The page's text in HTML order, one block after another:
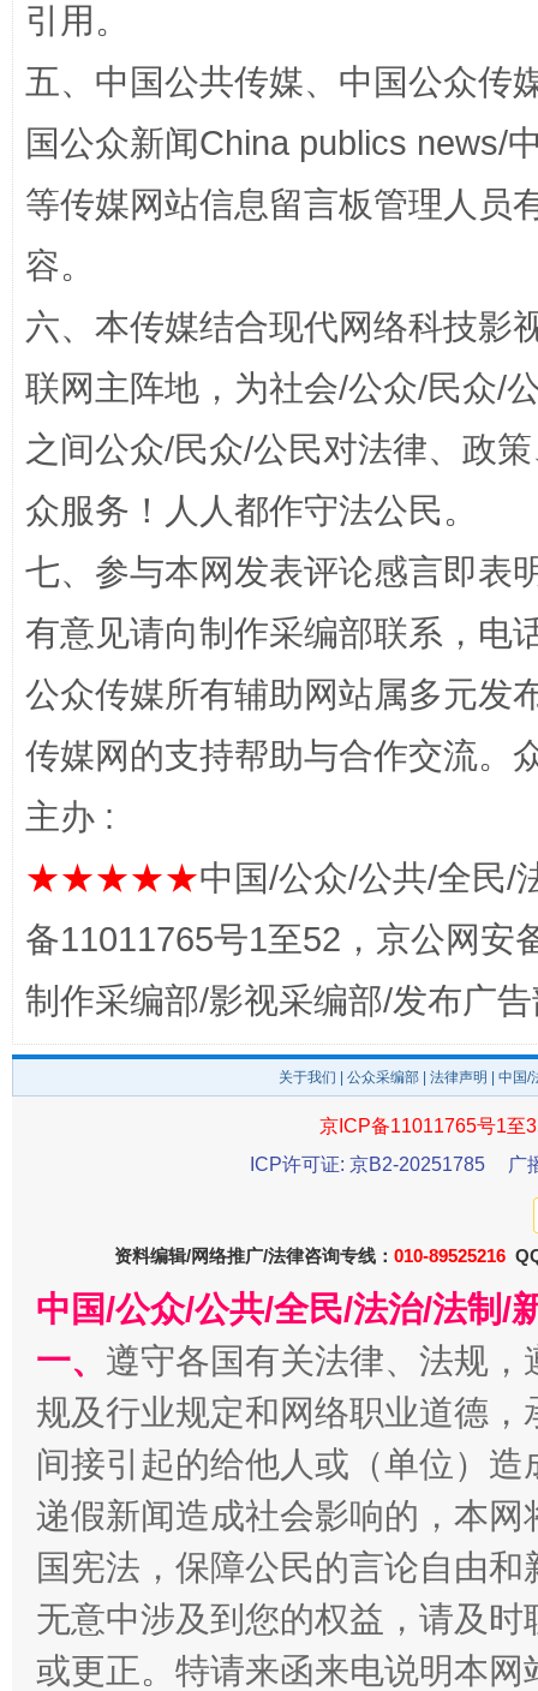
完善运行机制助力责任有效落实 一纸欠
揭开“小金库”的免责幌子
引用。
五、中国公共传媒、中国公众传
国公众新闻China publics news/
等传媒网站信息留言板管理人员
容。
六、本传媒结合现代网络科技影
联网主阵地，为社会/公众/民众/
之间公众/民众/公民对法律、政
众服务！人人都作守法公民。
七、参与本网发表评论感言即表
有意见请向制作采编部联系，电
公众传媒所有辅助网站属多元发
传媒网的支持帮助与合作交流。
主办 :
★★★★★中国/公众/公共/全民/
备11011765号1至52，京公网安
制作采编部/影视采编部/发布广
关于我们 公众采编部 法律声明 | 中国
京ICP备11011765号1至
ICP许可证: 京B2-20251785
广
资料编辑/网络推广/法律咨询专线： 010-89525216
中国/公众/公共/全民/法治/法制/
一、 遵守各国有关法律、法规
规及行业规定和网络职业道德
间接引起的给他人或（单位）
递假新闻造成社会影响的，本
国宪法，保障公民的言论自由
无意中涉及到您的权益，请及
或更正。特请来函来电说明本